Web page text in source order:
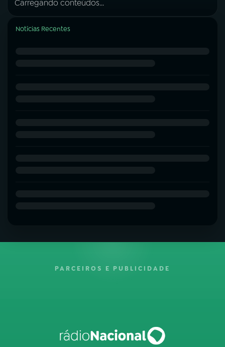
Carregando conteúdos...
Notícias Recentes
PARCEIROS E PUBLICIDADE